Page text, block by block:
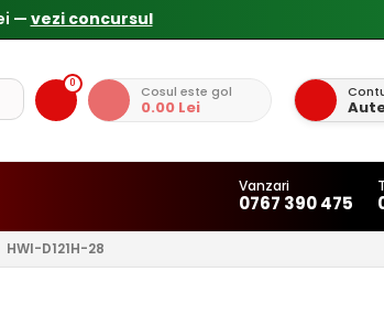
0 Cosul este gol
0.00 Lei
Vanzari
0767 390 475
HWI-D121H-28